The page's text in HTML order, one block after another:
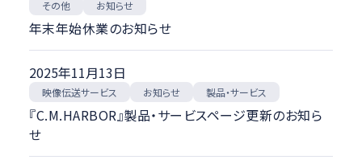
その他 お知らせ
年末年始休業のお知らせ
2025年11月13日
映像伝送サービス お知らせ 製品・サービス
『C.M.HARBOR』製品・サービスページ更新のお知ら
せ